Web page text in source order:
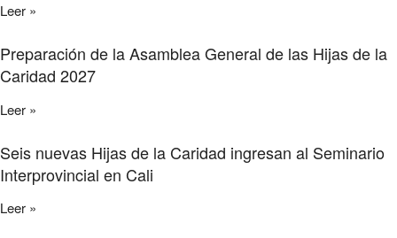
Leer »
Preparación de la Asamblea General de las Hijas de la
Caridad 2027
Leer »
Seis nuevas Hijas de la Caridad ingresan al Seminario
Interprovincial en Cali
Leer »